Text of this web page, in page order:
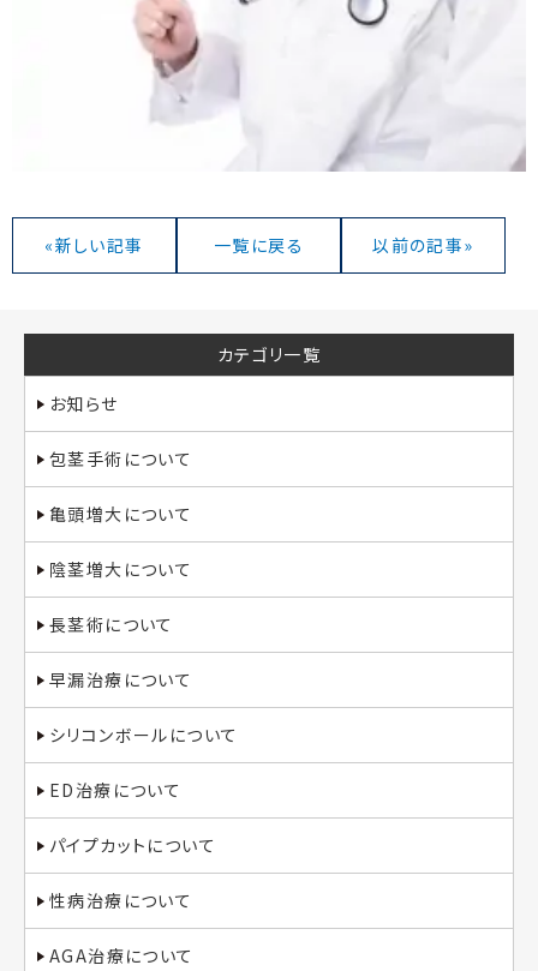
«新しい記事 一覧に戻る 以前の記事»
カテゴリ一覧
お知らせ
包茎手術について
亀頭増大について
陰茎増大について
長茎術について
早漏治療について
シリコンボールについて
ED治療について
パイプカットについて
性病治療について
AGA治療について